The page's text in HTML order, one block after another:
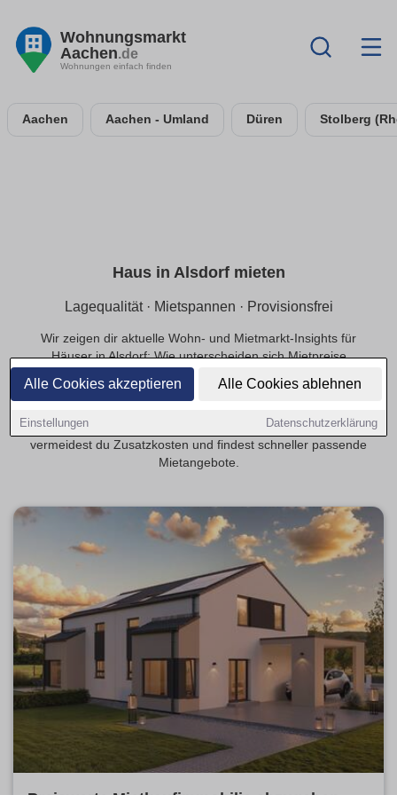
Alle Cookies akzeptieren Alle Cookies ablehnen
Einstellungen Datenschutzerklärung
Wohnungsmarkt
Aachen.de
Wohnungen einfach finden
Aachen Aachen - Umland Düren Stolberg
Haus in Alsdorf mieten
Lagequalität · Mietspannen · Provisionsfrei
Wir zeigen dir aktuelle Wohn- und Mietmarkt-Insights für
Häuser in Alsdorf: Wie unterscheiden sich Mietpreise
innerhalb der Lage, welche Infrastruktur beeinflusst die
Nachfrage und welche Preisbereiche sind realistisch?
monatlichen Kosten. Mit provisionsfrei als Schwerpunkt
vermeidest du Zusatzkosten und findest schneller passende
Mietangebote.